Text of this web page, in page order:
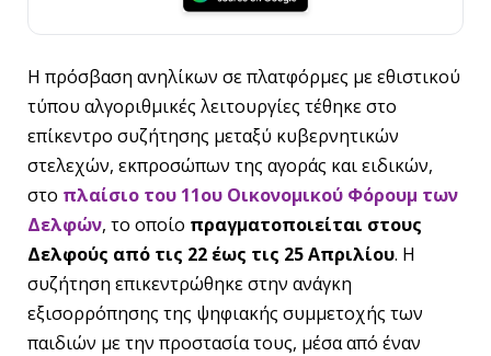
Η πρόσβαση ανηλίκων σε πλατφόρμες με εθιστικού
τύπου αλγοριθμικές λειτουργίες τέθηκε στο
επίκεντρο συζήτησης μεταξύ κυβερνητικών
στελεχών, εκπροσώπων της αγοράς και ειδικών,
στο πλαίσιο του 11ου Οικονομικού Φόρουμ των
Δελφών, το οποίο πραγματοποιείται στους
Δελφούς από τις 22 έως τις 25 Απριλίου. Η
συζήτηση επικεντρώθηκε στην ανάγκη
εξισορρόπησης της ψηφιακής συμμετοχής των
παιδιών με την προστασία τους, μέσα από έναν